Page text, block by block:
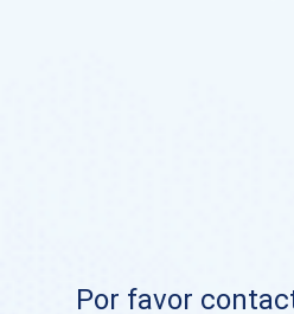
Por favor